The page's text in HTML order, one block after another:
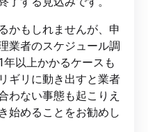
かもしれませんが、申
業者のスケジュール調
以上かかるケースも
ギリに動き出すと業者
わない事態も起こりえ
始めることをお勧めし